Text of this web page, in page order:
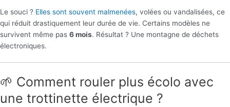
Le souci ? Elles sont souvent malmenées, volées ou vandalisées, ce
qui réduit drastiquement leur durée de vie. Certains modèles ne
survivent même pas 6 mois. Résultat ? Une montagne de déchets
électroniques.
🌱 Comment rouler plus écolo avec
une trottinette électrique ?